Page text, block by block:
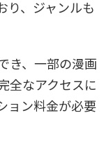
り、ジャンルも
き、一部の漫画
全なアクセスに
ョン料金が必要